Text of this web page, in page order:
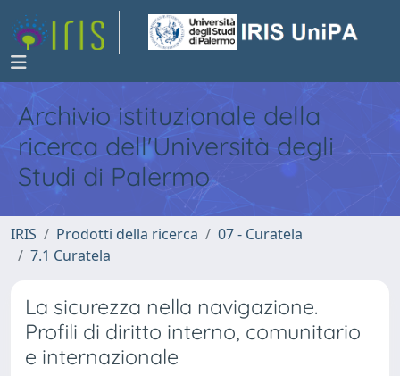
Archivio istituzionale della
ricerca dell'Università degli
Studi di Palermo
IRIS Prodotti della ricerca
07 - Curatela
7.1 Curatela
La sicurezza nella navigazione.
Profili di diritto interno, comunitario
e internazionale